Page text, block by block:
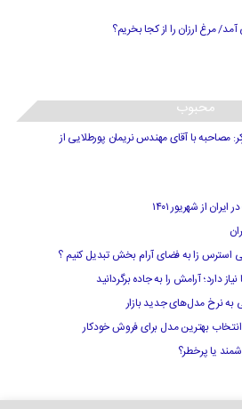
محبوب
مصاحبه با آقای مهندس نریمان پورطلایی از
از شهریور ۱۴۰۱
استرس زا به فضای آرام بخش تبدیل کنیم ؟
دارد؛ آرامش را به جاده برگردانید
به نرخ مدل‌های جدید بازار
بهترین مدل برای فروش خودکار
یا پرخطر؟